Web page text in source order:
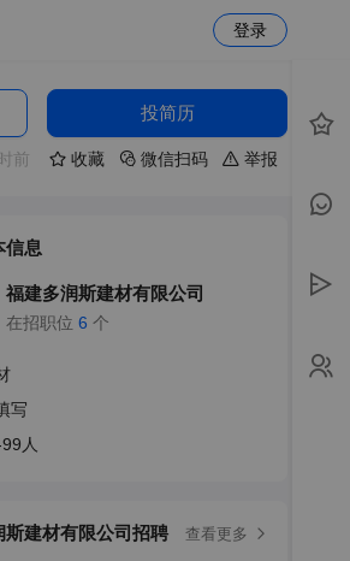
登录
投简历
前 收藏 微信扫码 举报
信息
福建多润斯建材有限公司
在招职位 6 个
写
人
斯建材有限公司招聘 查看更多